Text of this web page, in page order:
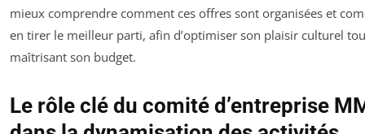
mieux comprendre comment ces offres sont organisées et
en tirer le meilleur parti, afin d’optimiser son plaisir culturel
maîtrisant son budget.
Le rôle clé du comité d’entreprise